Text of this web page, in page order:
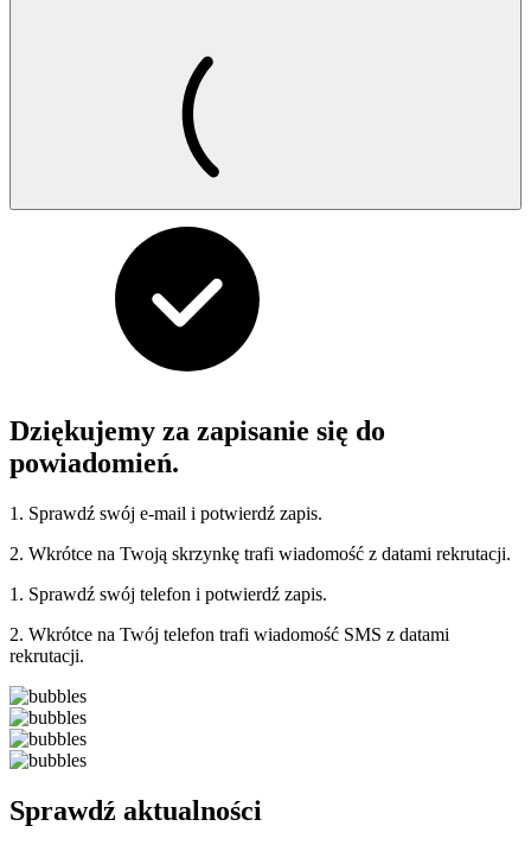
Dziękujemy za zapisanie się do
powiadomień.
1. Sprawdź swój e-mail i potwierdź zapis.
2. Wkrótce na Twoją skrzynkę trafi wiadomość z datami rekrutacji.
1. Sprawdź swój telefon i potwierdź zapis.
2. Wkrótce na Twój telefon trafi wiadomość SMS z datami
rekrutacji.
Sprawdź aktualności